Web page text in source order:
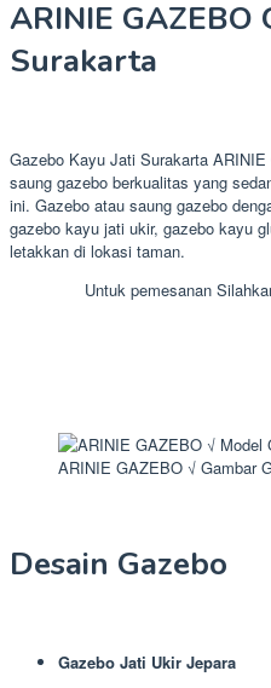
ARINIE GAZEBO
Surakarta
Gazebo Kayu Jati Surakarta
saung gazebo berkualitas yang
ini. Gazebo atau saung gazebo
gazebo kayu jati ukir, gazebo kayu
letakkan di lokasi taman.
Untuk pemesanan
ARINIE GAZEBO √ Gambar
Desain Gazebo
Gazebo Jati Ukir Jepara